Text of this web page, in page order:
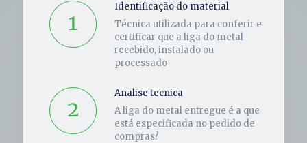
Identificação do material
Técnica utilizada para conferir e
certificar que a liga do metal
recebido, instalado ou
processado
Analise tecnica
A liga do metal entregue é a que
está especificada no pedido de
compras?